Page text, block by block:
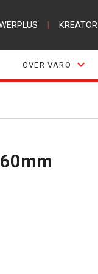
KREATOR
OVER VARO